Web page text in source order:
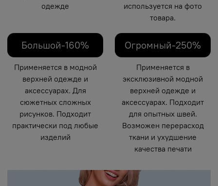
одежде
используется на фото
товара.
Большой-160%
Применяется в модной
верхней одежде и
аксессуарах. Для
сюжетных сложных
рисунков. Подходит
практически под любые
изделий
Огромный-250%
Применяется в
эксклюзивной модной
верхней одежде и
аксессуарах. Подходит
для опытных швей.
Возможен перерасход
ткани и ухудшение
качества печати